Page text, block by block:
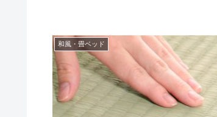
和風・畳ベッド